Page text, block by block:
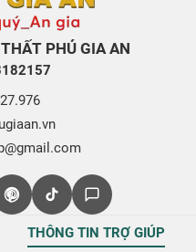
PHÚ GIA AN
THÔNG TIN TRỢ GIÚP